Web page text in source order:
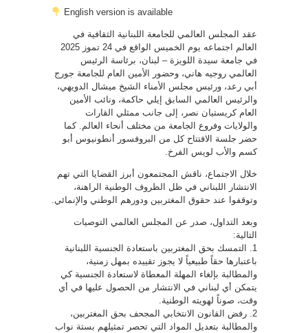
English version is available
عقد المجلس العالمي للجامعة اللبنانية الثقافية في
العالم اجتماعه يوم الخميس الواقع في 24 تموز 2025
في جامعة سيدة اللويزة – لبنان، برئاسة الرئيس
العالمي روجيه هاني، وحضور الأمين العام للجامعة جورج
أبي رعد، ورئيس مجلس الأمناء الشيخ ميشال الدويهي،
والرئيس العالمي السابق إيلي حاكمة، ونائب الأمين
العام كريستيان نصر، إلى جانب ممثلي القارات
والولايات وفروع الجامعة من مختلف أنحاء العالم. كما
حضر جلسة الافتتاح كل من البروفسور أنطونيوس أبو
كسم والأب لويس الفرخ.
خلال الاجتماع، ناقش المجتمعون أبرز القضايا التي تهم
الانتشار اللبناني في ظل الظروف الوطنية الراهنة،
وتوقفوا عند حقوق المغتربين ودورهم الوطني والإنمائي.
وبعد التداول، صدر عن المجلس العالمي التوصيات
التالية:
1. التمسك بحق المغتربين باستعادة الجنسية اللبنانية
باعتبارها حقاً طبيعياً لا يجوز تقييده بمهل زمنية،
والمطالبة بإلغاء المهلة المعطاة لاستعادة الجنسية كي
يتمكن أي لبناني في الانتشار من الحصول عليها في أي
وقت، صوناً لهويته الوطنية.
2. رفض القانون الانتخابي المجحف بحق المغتربين،
والمطالبة بتعديل المواد التي تحصر تمثيلهم بستة نواب